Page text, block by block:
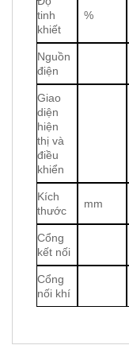
tinh
khiết
%
Nguồn
điện
Giao
diện
hiện
thị và
điều
khiển
Kích
thước
mm
Cổng
kết nối
Cổng
nối khí